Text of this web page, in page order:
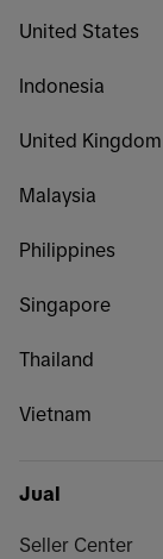
United States
Indonesia
United Kingdom
Malaysia
Philippines
Singapore
Thailand
Vietnam
Jual
Seller Center